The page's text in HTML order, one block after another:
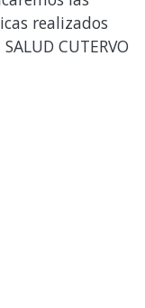
realizados
CUTERVO